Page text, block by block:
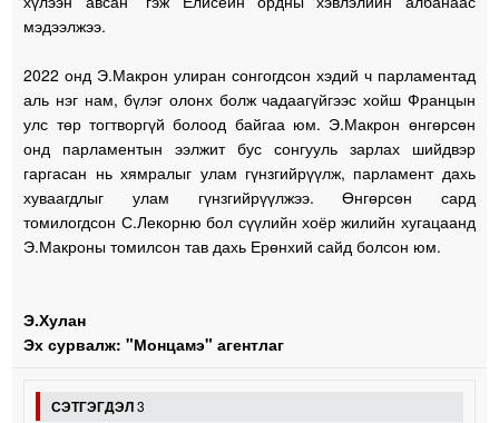
мэдээлжээ.
2022 онд Э.Макрон улиран сонгогдсон хэдий ч парламентад
аль нэг нам, бүлэг олонх болж чадаагүйгээс хойш Францын
улс төр тогтворгүй болоод байгаа юм. Э.Макрон өнгөрсөн
онд парламентын ээлжит бус сонгууль зарлах шийдвэр
гаргасан нь хямралыг улам гүнзгийрүүлж, парламент дахь
хуваагдлыг улам гүнзгийрүүлжээ. Өнгөрсөн сард
томилогдсон С.Лекорню бол сүүлийн хоёр жилийн хугацаанд
Э.Макроны томилсон тав дахь Ерөнхий сайд болсон юм.
Э.Хулан
Эх сурвалж: "Монцамэ" агентлаг
СЭТГЭГДЭЛ3